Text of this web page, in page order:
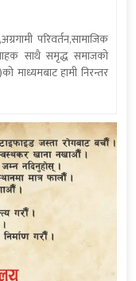
परिवर्तन,सामाजिक
साथै समृद्ध समाजको
माध्यमबाट हामी निरन्तर